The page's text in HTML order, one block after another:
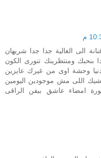
الى الغالية جدا جدا شريهان
بنحبك ومنتظرينك تنورى الكون
وحشة اوى من غيرك عايزين
اللى مش موجودين اليومين
امضاء عاشق ببفن الراقى